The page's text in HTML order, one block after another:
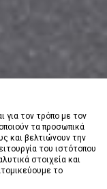
για τον τρόπο με τον
τα προσωπικά
και βελτιώνουν την
του ιστότοπου
στοιχεία και
το